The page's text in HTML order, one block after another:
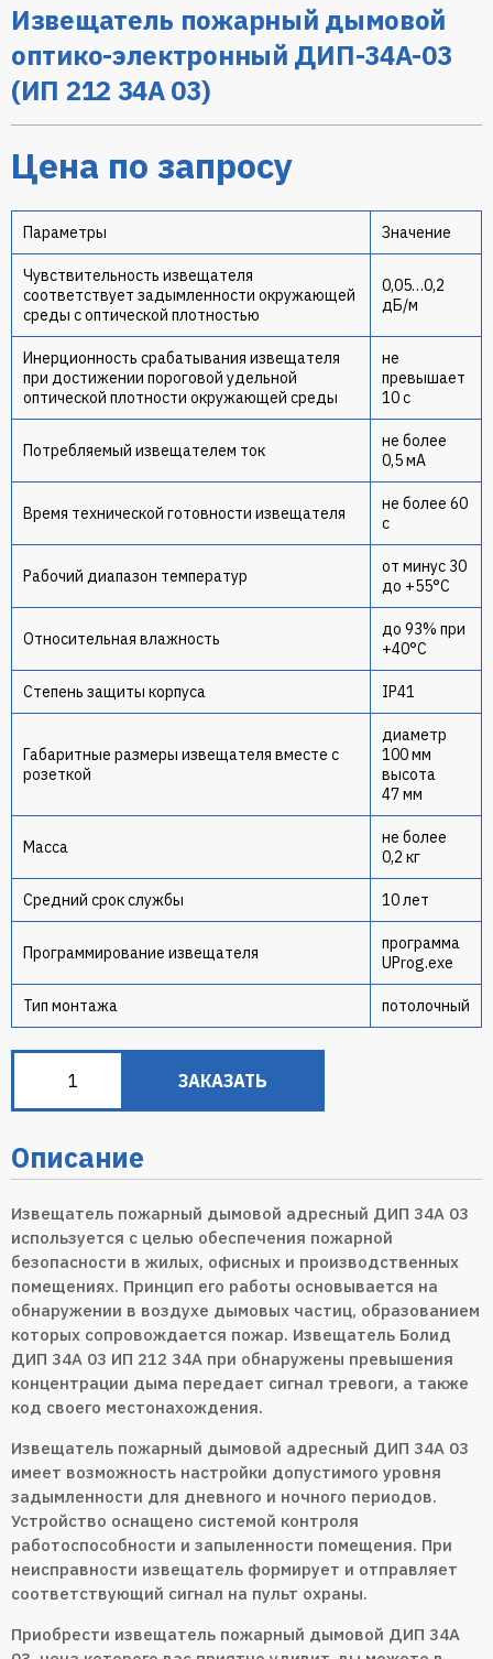
Извещатель пожарный дымовой
оптико-электронный ДИП-34А-03
(ИП 212 34А 03)
Цена по запросу
Параметры Значение
Чувствительность извещателя
соответствует задымленности окружающей
среды с оптической плотностью
0,05…0,2
дБ/м
Инерционность срабатывания извещателя
при достижении пороговой удельной
оптической плотности окружающей среды
не
превышает
10 с
Потребляемый извещателем ток
не более
0,5 мА
Время технической готовности извещателя
не более 60
с
Рабочий диапазон температур
от минус 30
до +55°C
Относительная влажность
до 93% при
+40°C
Степень защиты корпуса IР41
Габаритные размеры извещателя вместе с
розеткой
диаметр
100 мм
высота
47 мм
Масса
не более
0,2 кг
Средний срок службы 10 лет
Программирование извещателя
программа
UProg.exe
Тип монтажа потолочный
ЗАКАЗАТЬ
Описание
Извещатель пожарный дымовой адресный ДИП 34А 03
используется с целью обеспечения пожарной
безопасности в жилых, офисных и производственных
помещениях. Принцип его работы основывается на
обнаружении в воздухе дымовых частиц, образованием
которых сопровождается пожар. Извещатель Болид
ДИП 34А 03 ИП 212 34А при обнаружены превышения
концентрации дыма передает сигнал тревоги, а также
код своего местонахождения.
Извещатель пожарный дымовой адресный ДИП 34А 03
имеет возможность настройки допустимого уровня
задымленности для дневного и ночного периодов.
Устройство оснащено системой контроля
работоспособности и запыленности помещения. При
неисправности извещатель формирует и отправляет
соответствующий сигнал на пульт охраны.
Приобрести извещатель пожарный дымовой ДИП 34А